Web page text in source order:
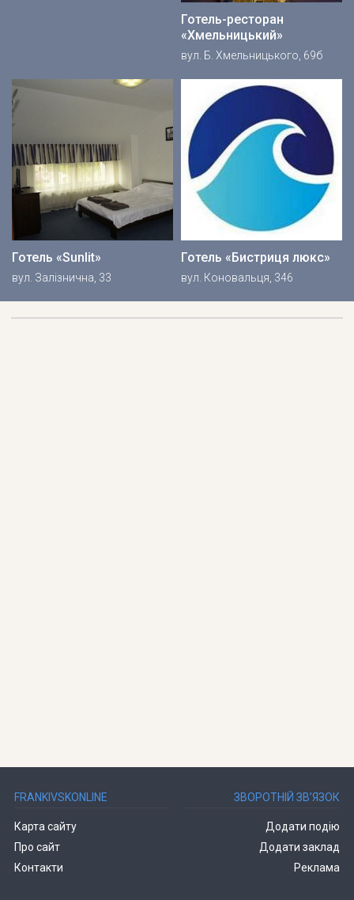
Готель-ресторан
«Хмельницький»
вул. Б. Хмельницького, 69б
Готель «Sunlit»
вул. Залізнична, 33
Готель «Бистриця люкс»
вул. Коновальця, 346
FRANKIVSKONLINE
Карта сайту
Про сайт
Контакти
ЗВОРОТНІЙ ЗВ’ЯЗОК
Додати подію
Додати заклад
Реклама